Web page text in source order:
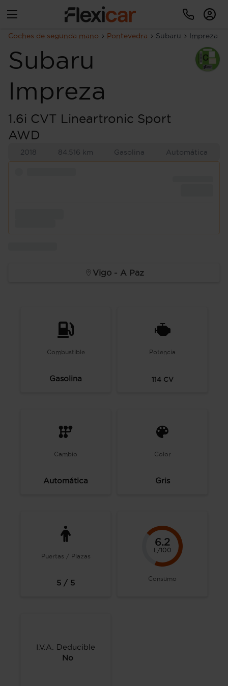
Coches de segunda mano Pontevedra Subaru Impreza
Subaru
Impreza
1.6i CVT Lineartronic Sport
AWD
2018 84.516 km Gasolina Automática
Vigo - A Paz
Combustible
Gasolina
Potencia
114CV
Cambio
Automática
Color
Gris
Puertas / Plazas
5 / 5
6.2
L/100
Consumo
I.V.A. Deducible
No